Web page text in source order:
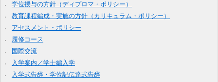
学位授与の方針（ディプロマ・ポリシー）
教育課程編成・実施の方針（カリキュラム・ポリシー）
アセスメント・ポリシー
履修コース
国際交流
入学案内／学士編入学
入学式告辞・学位記伝達式告辞